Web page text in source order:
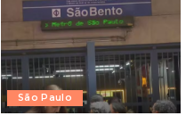
São Paulo